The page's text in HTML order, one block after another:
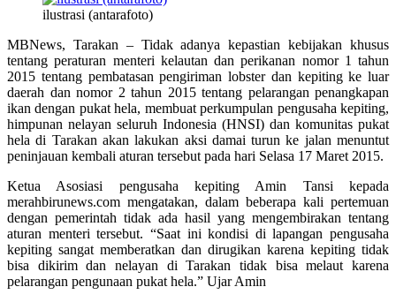
ilustrasi (antarafoto)
MBNews, Tarakan – Tidak adanya kepastian kebijakan khusus
tentang peraturan menteri kelautan dan perikanan nomor 1 tahun
2015 tentang pembatasan pengiriman lobster dan kepiting ke luar
daerah dan nomor 2 tahun 2015 tentang pelarangan penangkapan
ikan dengan pukat hela, membuat perkumpulan pengusaha kepiting,
himpunan nelayan seluruh Indonesia (HNSI) dan komunitas pukat
hela di Tarakan akan lakukan aksi damai turun ke jalan menuntut
peninjauan kembali aturan tersebut pada hari Selasa 17 Maret 2015.
Ketua Asosiasi pengusaha kepiting Amin Tansi kepada
merahbirunews.com mengatakan, dalam beberapa kali pertemuan
dengan pemerintah tidak ada hasil yang mengembirakan tentang
aturan menteri tersebut. “Saat ini kondisi di lapangan pengusaha
kepiting sangat memberatkan dan dirugikan karena kepiting tidak
bisa dikirim dan nelayan di Tarakan tidak bisa melaut karena
pelarangan pengunaan pukat hela.” Ujar Amin